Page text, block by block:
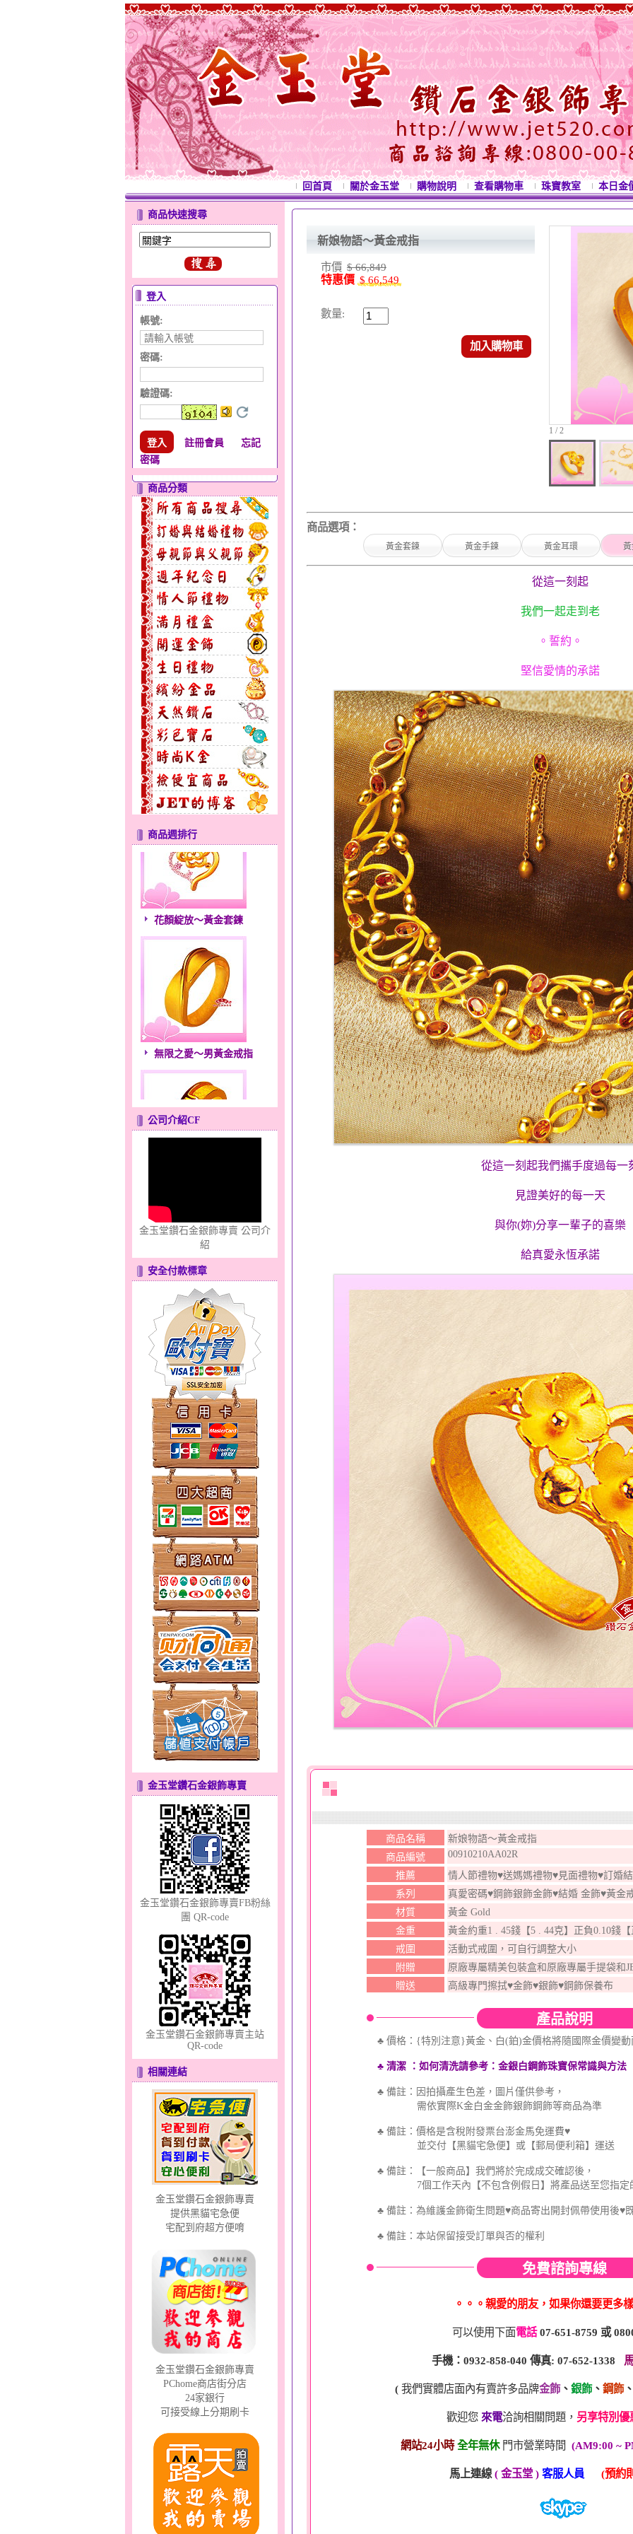
回首頁 關於金玉堂 購物說明 查看購物車 珠寶教室 本日金
商品快速搜尋
登入
帳號:
密碼:
驗證碼:
註冊會員
忘記
密碼
商品分類
商品週排行
花顏綻放～黃金套鍊
無限之愛～男黃金戒指
心之舞～金銀鋼套鍊
幸福洋溢～金銀鋼套鍊
分享愛～金銀鋼套鍊
貓頭鷹～黃金耳環
幸福祈願～金銀鋼套鍊
夢想幸福～男黃金戒指
甜心女孩～金銀鋼女套鍊
公司介紹CF
金玉堂鑽石金銀飾專賣 公司介
紹
安全付款標章
金玉堂鑽石金銀飾專賣
金玉堂鑽石金銀飾專賣FB粉絲
團 QR-code
金玉堂鑽石金銀飾專賣主站
QR-code
相關連結
金玉堂鑽石金銀飾專賣
提供黑貓宅急便
宅配到府超方便唷
金玉堂鑽石金銀飾專賣
PChome商店街分店
24家銀行
可接受線上分期刷卡
1 / 2
新娘物語～黃金戒指
市價 $ 66,849
特惠價 $ 66,549
數量:
加入購物車
商品選項：
黃金套鍊 黃金手鍊 黃金耳環
從這一刻起
我們一起走到老
。誓約。
堅信愛情的承諾
從這一刻起我們攜手度過每一
見證美好的每一天
與你(妳)分享一輩子的喜樂
給真愛永恆承諾
商品名稱
新娘物語～黃金戒指
商品編號
00910210AA02R
推薦
情人節禮物♥送媽媽禮物♥見面禮物♥訂婚
系列
真愛密碼♥鋼飾銀飾金飾♥結婚 金飾♥黃金
材質
黃金 Gold
金重
黃金約重1 . 45錢【5 . 44克】正負0.10錢
戒圍
活動式戒圍，可自行調整大小
附贈
原廠專屬精美包裝盒和原廠專屬手提袋和
贈送
高級專門擦拭♥金飾♥銀飾♥鋼飾保養布
產品說明
♣ 價格：{特別注意}黃金、白(鉑)金價格將隨國際金價變動
♣ 清潔：如何清洗請參考：金銀白鋼飾珠寶保常識與方法
♣ 備註：因拍攝產生色差，圖片僅供參考，
需依實際K金白金金飾銀飾鋼飾等商品為準
♣ 備註：價格是含稅附發票台澎金馬免運費♥
並交付【黑貓宅急便】或【郵局便利箱】運送
♣ 備註：【一般商品】我們將於完成成交確認後，
7個工作天內【不包含例假日】將產品送至您指定
♣ 備註：為維護金飾衛生問題♥商品寄出開封佩帶使用後♥
♣ 備註：本站保留接受訂單與否的權利
免費諮詢專線
。。。親愛的朋友，如果你還要更多
可以使用下面電話 07-651-8759 或
手機：0932-858-040 傳真: 07-652-1338
( 我們實體店面內有賣許多品牌金飾、 銀飾、 鋼飾
歡迎您 來電洽詢相關問題， 另享特別優
網站24小時全年無休門市營業時間 (AM9:00 ~
馬上連線 ( 金玉堂 ) 客服人員 (預約